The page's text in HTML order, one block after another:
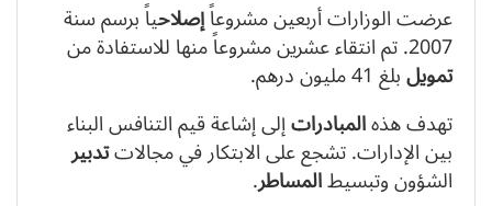
عرضت الوزارات أربعين مشروعاًإصلاحياً برسم سنة
2007. تم انتقاء عشرين مشروعاً منها للاستفادة من
تمويلبلغ 41 مليون درهم.
تهدف هذهالمبادراتإلى إشاعة قيم التنافس البناء
بين الإدارات. تشجع على الابتكار في مجالاتتدبير
الشؤون وتبسيطالمساطر.